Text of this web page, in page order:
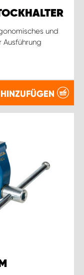
und
HINZUFÜGEN